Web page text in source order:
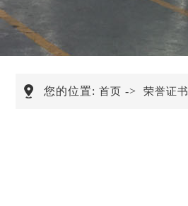
您的位置: 首页 -> 荣誉证书